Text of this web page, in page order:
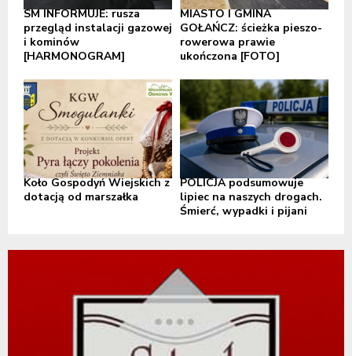
SM INFORMUJE: rusza
przegląd instalacji gazowej
i kominów
[HARMONOGRAM]
MIASTO I GMINA
GOŁAŃCZ: ścieżka pieszo-
rowerowa prawie
ukończona [FOTO]
Koło Gospodyń Wiejskich z
dotacją od marszałka
POLICJA podsumowuje
lipiec na naszych drogach.
Śmierć, wypadki i pijani